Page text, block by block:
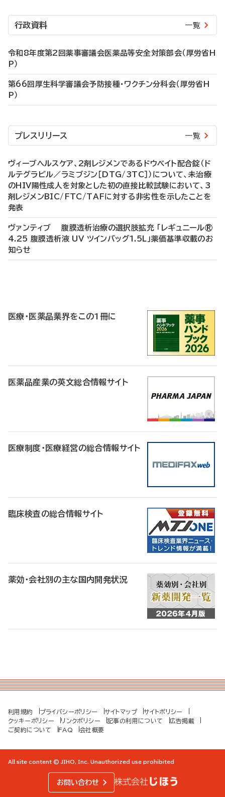
行政資料 一覧
令和8年度第2回薬事審議会医薬品等安全対策部会（厚労省H
P）
第66回厚生科学審議会予防接種・ワクチン分科会（厚労省H
P）
プレスリリース 一覧
ヴィーブヘルスケア、2剤レジメンであるドウベイト配合錠（ド
ルテグラビル／ラミブジン［DTG/3TC］）について、未治療
のHIV陽性成人を対象とした初の直接比較試験において、3
剤レジメンBIC/FTC/TAFに対する非劣性を示したことを
発表
ヴァンティブ 腹膜透析治療の選択肢拡充 「レギュニール®
4.25 腹膜透析液 UV ツインバッグ1.5L」薬価基準収載のお
知らせ
医療・医薬品業界をこの1冊に
医薬品産業の英文総合情報サイト
医療制度・医療経営の総合情報サイト
臨床検査の総合情報サイト
薬効・会社別の主な国内開発状況
利用規約 プライバシーポリシー サイトマップ
サイトポリシー
クッキーポリシー
リンクポリシー 記事の利用について
広告掲載
ご契約について
FAQ 会社概要
All site content © JIHO, Inc. Unauthorized use prohibited
お問い合わせ